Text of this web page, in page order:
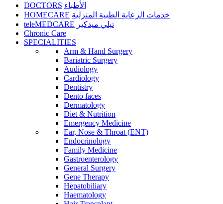
DOCTORS الأطباء
HOMECARE خدمات الرعاية الطبية المنزلية
teleMEDCARE تيلي ميدكير
Chronic Care
SPECIALITIES
Arm & Hand Surgery
Bariatric Surgery
Audiology
Cardiology
Dentistry
Dento faces
Dermatology
Diet & Nutrition
Emergency Medicine
Ear, Nose & Throat (ENT)
Endocrinology
Family Medicine
Gastroenterology
General Surgery
Gene Therapy
Hepatobiliary
Haematology